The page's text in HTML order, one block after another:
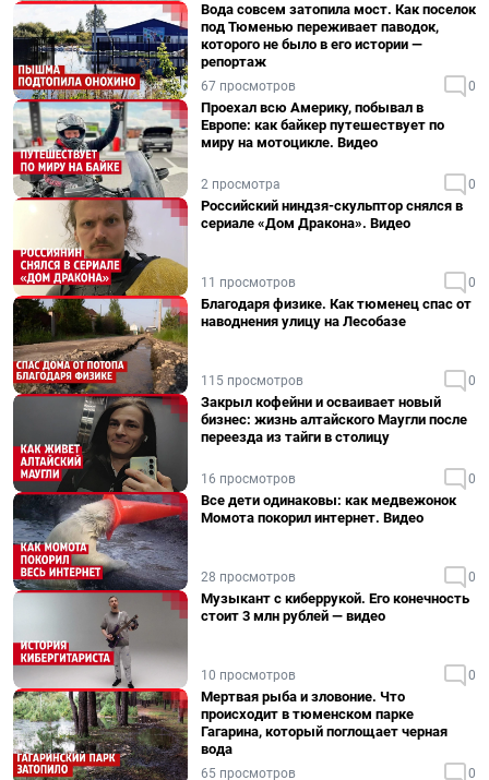
Вода совсем затопила мост. Как поселок
под Тюменью переживает паводок,
которого не было в его истории —
репортаж
67 просмотров 0
Проехал всю Америку, побывал в
Европе: как байкер путешествует по
миру на мотоцикле. Видео
2 просмотра 0
Российский ниндзя-скульптор снялся в
сериале «Дом Дракона». Видео
11 просмотров 0
Благодаря физике. Как тюменец спас от
наводнения улицу на Лесобазе
115 просмотров 0
Закрыл кофейни и осваивает новый
бизнес: жизнь алтайского Маугли после
переезда из тайги в столицу
16 просмотров 0
Все дети одинаковы: как медвежонок
Момота покорил интернет. Видео
28 просмотров 0
Музыкант с киберрукой. Его конечность
стоит 3 млн рублей — видео
10 просмотров 0
Мертвая рыба и зловоние. Что
происходит в тюменском парке
Гагарина, который поглощает черная
вода
65 просмотров 0